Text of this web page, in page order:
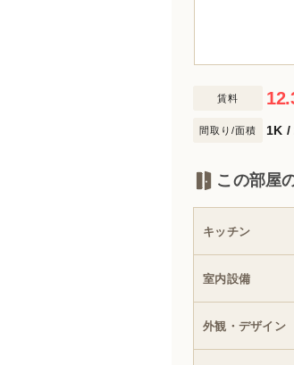
賃料
間取り/面積 1K /
この部屋
キッチン
室内設備
外観・デザイン